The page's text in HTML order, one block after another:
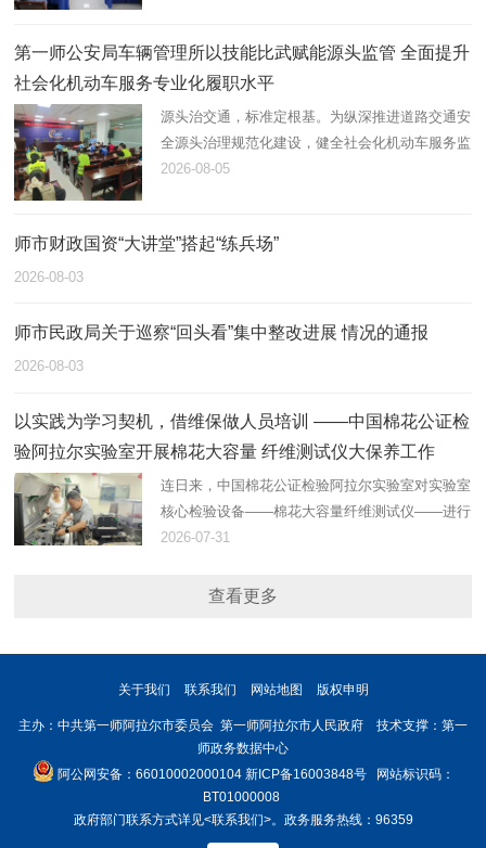
名执法人员全员参与。
第一师公安局车辆管理所以技能比武赋能源头监管 全面提升
社会化机动车服务专业化履职水平
源头治交通，标准定根基。为纵深推进道路交通安
全源头治理规范化建设，健全社会化机动车服务监
管体系，锻造高素质专业化机动车登记、检测综合
2026-08-05
师市财政国资“大讲堂”搭起“练兵场”
2026-08-03
师市民政局关于巡察“回头看”集中整改进展 情况的通报
2026-08-03
以实践为学习契机，借维保做人员培训 ——中国棉花公证检
验阿拉尔实验室开展棉花大容量 纤维测试仪大保养工作
连日来，中国棉花公证检验阿拉尔实验室对实验室
核心检验设备——棉花大容量纤维测试仪——进行
了大保养。
2026-07-31
查看更多
关于我们 联系我们 网站地图 版权申明
主办：中共第一师阿拉尔市委员会 第一师阿拉尔市人民政府 技术支撑：第一
师政务数据中心
阿公网安备：66010002000104 新ICP备16003848号网站标识码：
BT01000008
政府部门联系方式详见<联系我们>。政务服务热线：96359